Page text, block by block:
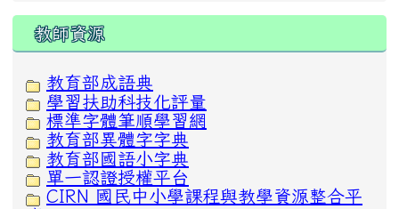
教師資源
教育部成語典
學習扶助科技化評量
標準字體筆順學習網
教育部異體字字典
教育部國語小字典
單一認證授權平台
CIRN 國民中小學課程與教學資源整合平